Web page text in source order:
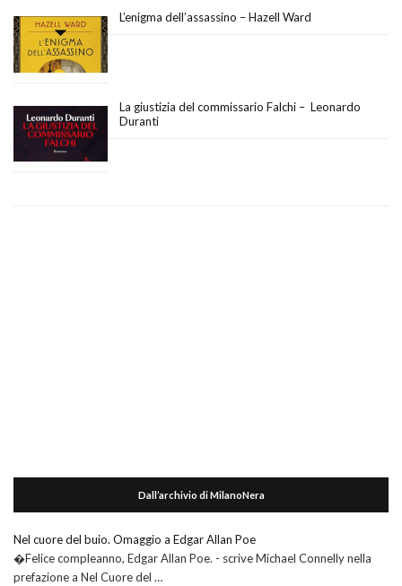
L’enigma dell’assassino – Hazell Ward
La giustizia del commissario Falchi – Leonardo
Duranti
Dall’archivio di MilanoNera
Nel cuore del buio. Omaggio a Edgar Allan Poe
�Felice compleanno, Edgar Allan Poe. - scrive Michael Connelly nella
prefazione a Nel Cuore del …